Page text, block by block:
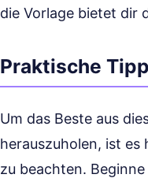
die Vorlage bietet dir
Praktische
Um das Beste aus
herauszuholen, ist
zu beachten.